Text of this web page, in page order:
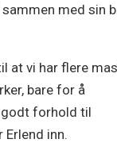
med sin
at vi har flere
bare for å
godt forhold til
Erlend inn.